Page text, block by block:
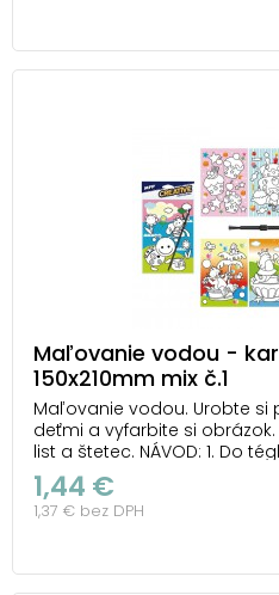
Maľovanie vodou -
150x210mm mix č.1
Maľovanie vodou. Urobte
deťmi a vyfarbite si
list a štetec. NÁVOD: 1. Do
namoč štetec. 2. Maľuj po
sa objaví pestrofarebný
farby opäť zmizne a môžeš
1,44 €
1,37 € bez DPH